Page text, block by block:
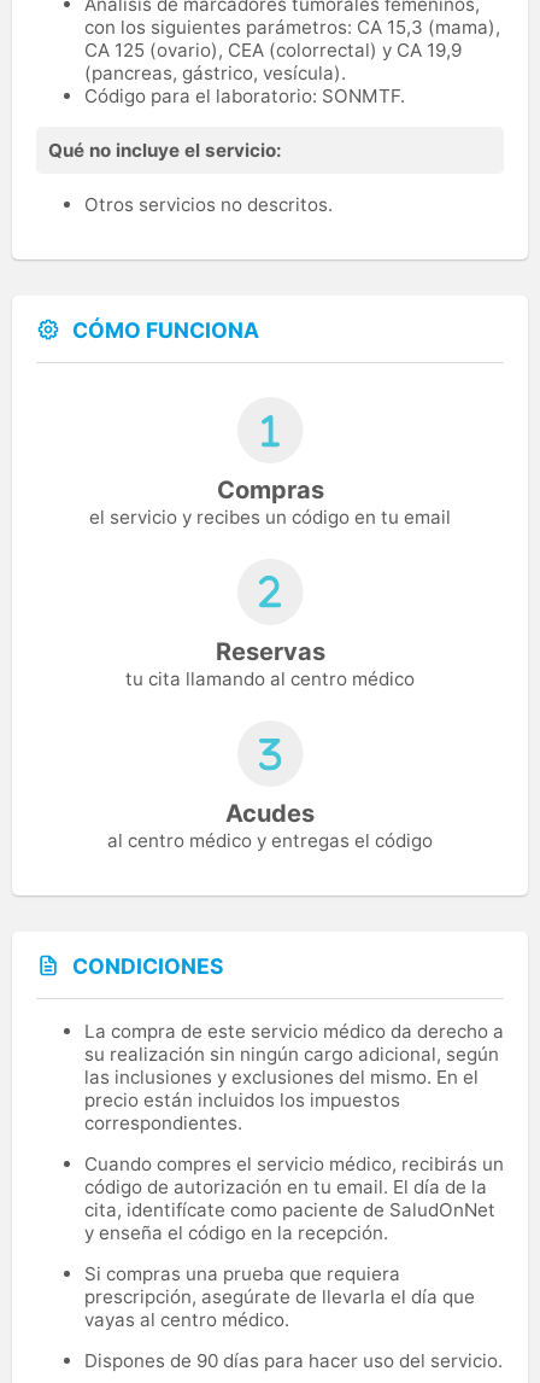
Análisis de marcadores tumorales femeninos,
con los siguientes parámetros: CA 15,3 (mama),
CA 125 (ovario), CEA (colorrectal) y CA 19,9
(pancreas, gástrico, vesícula).
Código para el laboratorio: SONMTF.
Qué no incluye el servicio:
Otros servicios no descritos.
CÓMO FUNCIONA
Compras
el servicio y recibes un código en tu email
Reservas
tu cita llamando al centro médico
Acudes
al centro médico y entregas el código
CONDICIONES
La compra de este servicio médico da derecho a
su realización sin ningún cargo adicional, según
las inclusiones y exclusiones del mismo. En el
precio están incluidos los impuestos
correspondientes.
Cuando compres el servicio médico, recibirás un
código de autorización en tu email. El día de la
cita, identifícate como paciente de SaludOnNet
y enseña el código en la recepción.
Si compras una prueba que requiera
prescripción, asegúrate de llevarla el día que
vayas al centro médico.
Dispones de 90 días para hacer uso del servicio.